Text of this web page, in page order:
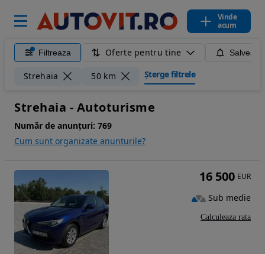
Vinde
acum
Filtreaza Oferte pentru tine
Strehaia 50 km Șterge filtrele
Strehaia - Autoturisme
Număr de anunțuri: 769
Cum sunt organizate anunturile?
16 500 EUR
Sub medie
Calculeaza rata